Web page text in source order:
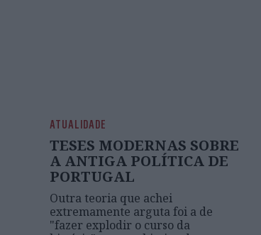
ATUALIDADE
TESES MODERNAS SOBRE
A ANTIGA POLÍTICA DE
PORTUGAL
Outra teoria que achei
extremamente arguta foi a de
"fazer explodir o curso da